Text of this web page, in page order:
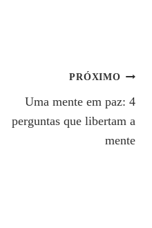
PRÓXIMO
Uma mente em paz: 4
perguntas que libertam a
mente